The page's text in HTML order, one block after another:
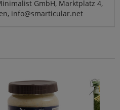
GmbH, Marktplatz 4,
info@smarticular.net